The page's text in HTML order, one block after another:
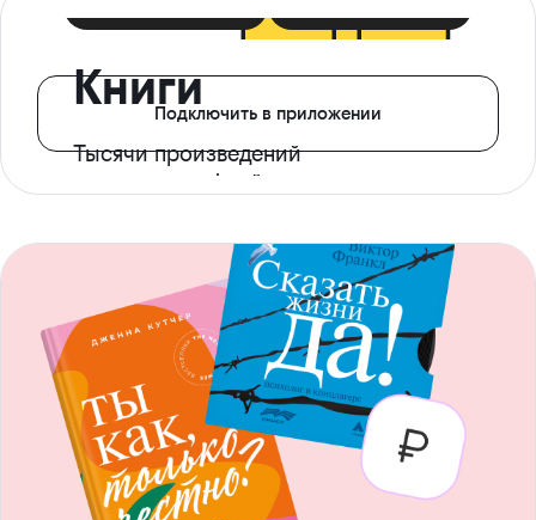
Книги
Тысячи произведений
с доступом офлайн
Подключить в приложении